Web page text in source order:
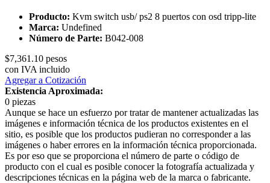
Producto: Kvm switch usb/ ps2 8 puertos con osd tripp-lite
Marca: Undefined
Número de Parte: B042-008
$7,361.10 pesos
con IVA incluido
Agregar a Cotización
Existencia Aproximada:
0 piezas
Aunque se hace un esfuerzo por tratar de mantener actualizadas las
imágenes e información técnica de los productos existentes en el
sitio, es posible que los productos pudieran no corresponder a las
imágenes o haber errores en la información técnica proporcionada.
Es por eso que se proporciona el número de parte o código de
producto con el cual es posible conocer la fotografía actualizada y
descripciones técnicas en la página web de la marca o fabricante.